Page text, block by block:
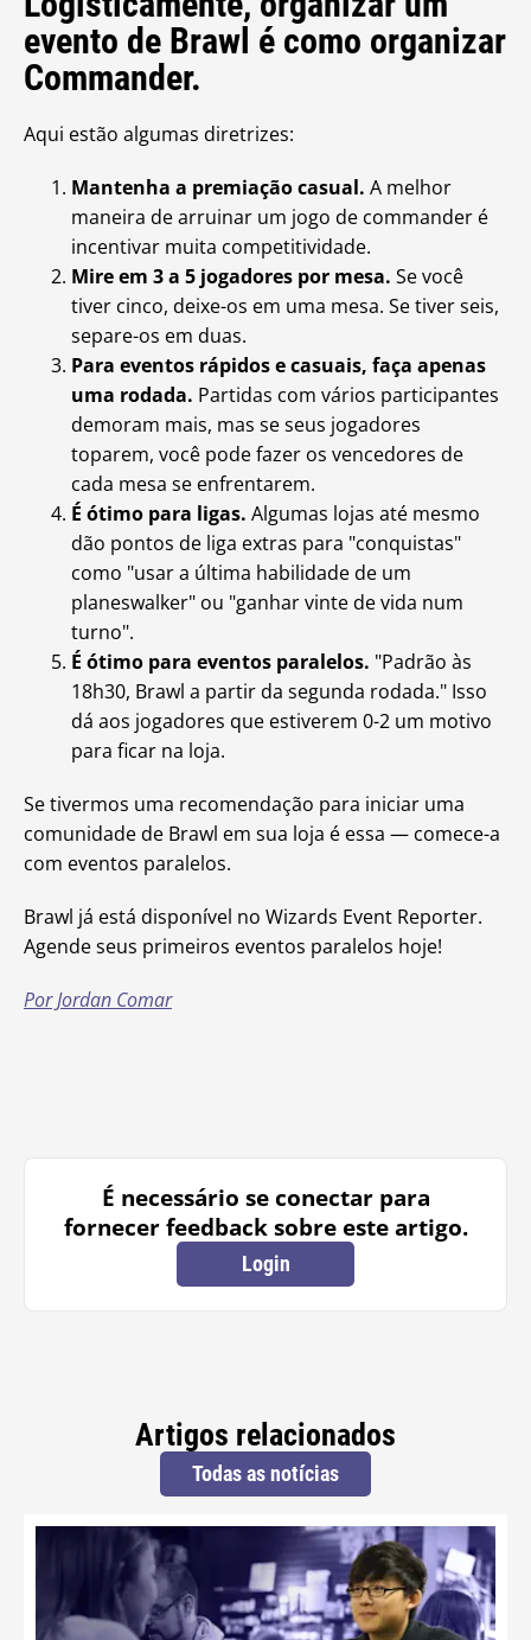
evento de Brawl é como organizar
Commander.
Aqui estão algumas diretrizes:
Mantenha a premiação casual. A melhor
maneira de arruinar um jogo de commander é
incentivar muita competitividade.
Mire em 3 a 5 jogadores por mesa. Se você
tiver cinco, deixe-os em uma mesa. Se tiver seis,
separe-os em duas.
Para eventos rápidos e casuais, faça apenas
uma rodada. Partidas com vários participantes
demoram mais, mas se seus jogadores
toparem, você pode fazer os vencedores de
cada mesa se enfrentarem.
É ótimo para ligas. Algumas lojas até mesmo
dão pontos de liga extras para "conquistas"
como "usar a última habilidade de um
planeswalker" ou "ganhar vinte de vida num
turno".
É ótimo para eventos paralelos. "Padrão às
18h30, Brawl a partir da segunda rodada." Isso
dá aos jogadores que estiverem 0-2 um motivo
para ficar na loja.
Se tivermos uma recomendação para iniciar uma
comunidade de Brawl em sua loja é essa — comece-a
com eventos paralelos.
Brawl já está disponível no Wizards Event Reporter.
Agende seus primeiros eventos paralelos hoje!
Por Jordan Comar
É necessário se conectar para
fornecer feedback sobre este artigo.
Login
Artigos relacionados
Todas as notícias